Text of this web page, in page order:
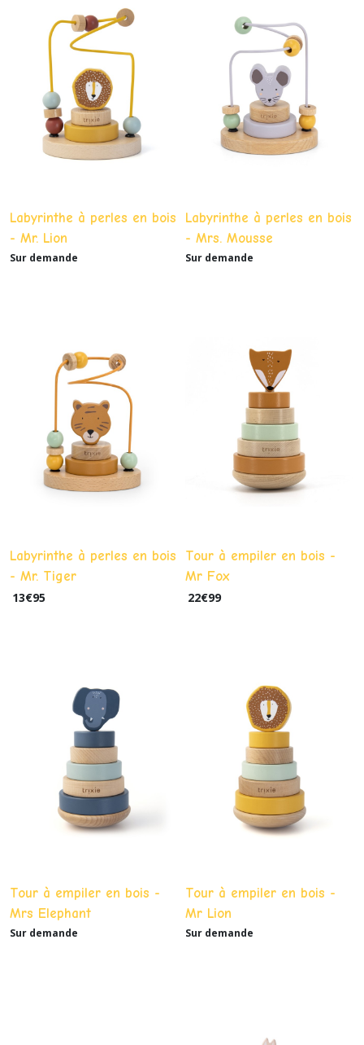
Labyrinthe à perles en bois
- Mr. Lion
Sur demande
Labyrinthe à perles en bois
- Mrs. Mousse
Sur demande
Labyrinthe à perles en bois
- Mr. Tiger
13€95
Tour à empiler en bois -
Mr Fox
22€99
Tour à empiler en bois -
Mrs Elephant
Sur demande
Tour à empiler en bois -
Mr Lion
Sur demande